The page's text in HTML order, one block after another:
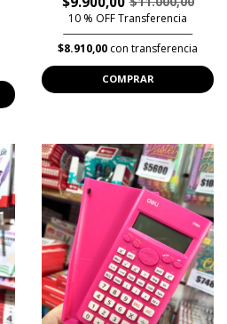
10 % OFF Transferencia
$8.910,00 con transferencia
COMPRAR